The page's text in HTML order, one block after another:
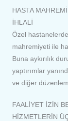
HASTA
İHLALİ
Özel
mahremiyeti ile
Buna aykırılık
yaptırımlar
ve diğer
FAALİYET İZİN
HİZMETLERİN